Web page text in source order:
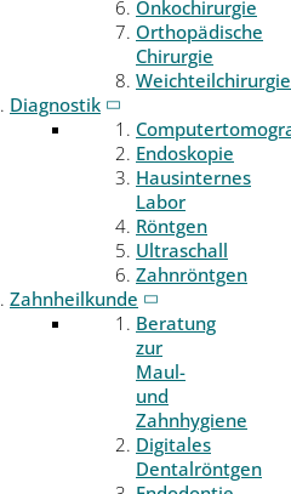
Onkochirurgie
Orthopädische
Chirurgie
Weichteilchirurgie
Diagnostik
Endoskopie
Hausinternes
Labor
Röntgen
Ultraschall
Zahnröntgen
Zahnheilkunde
Beratung
zur
Maul-
und
Zahnhygiene
Digitales
Dentalröntgen